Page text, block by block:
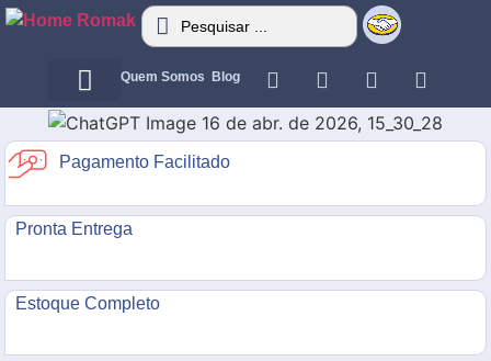
Quem Somos Blog
Pagamento Facilitado
Pronta Entrega
Estoque Completo